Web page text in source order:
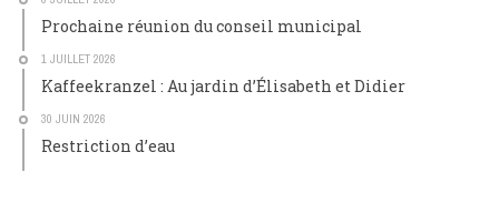
Prochaine réunion du conseil municipal
1 JUILLET 2026
Kaffeekranzel : Au jardin d’Élisabeth et Didier
30 JUIN 2026
Restriction d’eau